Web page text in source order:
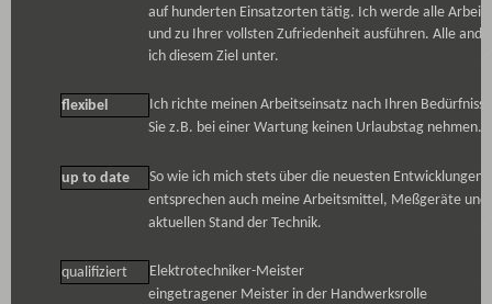
auf hunderten Einsatzorten tätig. Ich werde alle
und zu Ihrer vollsten Zufriedenheit ausführen. Alle
ich diesem Ziel unter.
flexibel
Ich richte meinen Arbeitseinsatz nach Ihren
Sie z.B. bei einer Wartung keinen Urlaubstag nehmen.
up to date
So wie ich mich stets über die neuesten Entwicklungen
entsprechen auch meine Arbeitsmittel, Meßgeräte
aktuellen Stand der Technik.
qualifiziert
Elektrotechniker-Meister
eingetragener Meister in der Handwerksrolle